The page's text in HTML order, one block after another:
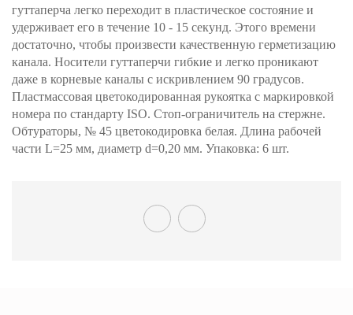
гуттаперча легко переходит в пластическое состояние и
удерживает его в течение 10 - 15 секунд. Этого времени
достаточно, чтобы произвести качественную герметизацию
канала. Носители гуттаперчи гибкие и легко проникают
даже в корневые каналы с искривлением 90 градусов.
Пластмассовая цветокодированная рукоятка с маркировкой
номера по стандарту ISO. Стоп-ограничитель на стержне.
Обтураторы, № 45 цветокодировка белая. Длина рабочей
части L=25 мм, диаметр d=0,20 мм. Упаковка: 6 шт.